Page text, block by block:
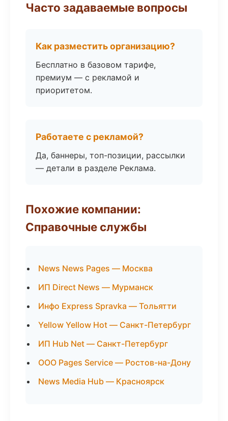
Часто задаваемые вопросы
Как разместить организацию?
Бесплатно в базовом тарифе,
премиум — с рекламой и
приоритетом.
Работаете с рекламой?
Да, баннеры, топ-позиции, рассылки
— детали в разделе Реклама.
Похожие компании:
Справочные службы
News News Pages — Москва
ИП Direct News — Мурманск
Инфо Express Spravka — Тольятти
Yellow Yellow Hot — Санкт-Петербург
ИП Hub Net — Санкт-Петербург
ООО Pages Service — Ростов-на-Дону
News Media Hub — Красноярск